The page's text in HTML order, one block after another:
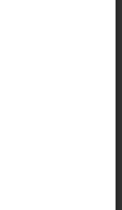
- Pack of 1